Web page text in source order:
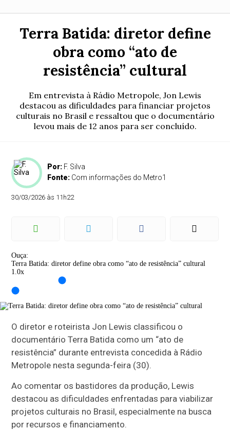
Terra Batida: diretor define
obra como “ato de
resistência” cultural
Em entrevista à Rádio Metropole, Jon Lewis
destacou as dificuldades para financiar projetos
culturais no Brasil e ressaltou que o documentário
levou mais de 12 anos para ser concluído.
Por: F. Silva
Fonte: Com informações do Metro1
30/03/2026 às 11h22
Ouça:
Terra Batida: diretor define obra como “ato de resistência” cultural
1.0x
O diretor e roteirista Jon Lewis classificou o
documentário Terra Batida como um “ato de
resistência” durante entrevista concedida à Rádio
Metropole nesta segunda-feira (30).
Ao comentar os bastidores da produção, Lewis
destacou as dificuldades enfrentadas para viabilizar
projetos culturais no Brasil, especialmente na busca
por recursos e financiamento.